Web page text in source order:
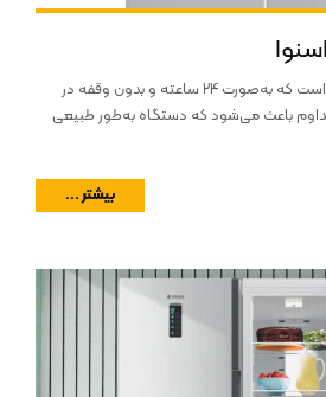
یخچال، تنها وسیله در خانه است که به‌صورت ۲۴ ساعته و بدون وقفه در
باعث می‌شود که دستگاه به‌طور طبیعی
بیشتر ...